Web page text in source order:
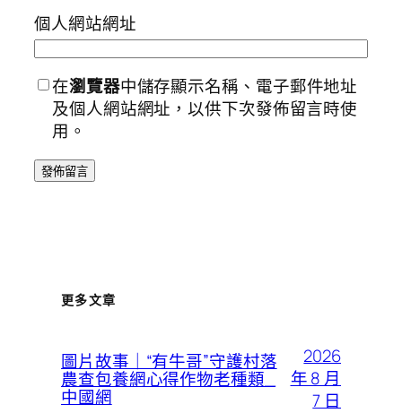
個人網站網址
在瀏覽器中儲存顯示名稱、電子郵件地址
及個人網站網址，以供下次發佈留言時使
用。
更多文章
圖片故事｜“有牛哥”守護村落
農查包養網心得作物老種類_
中國網
2026
年 8 月
7 日